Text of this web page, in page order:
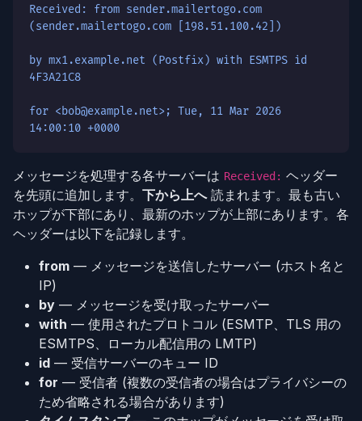
Received: from sender.mailertogo.com
(sender.mailertogo.com [198.51.100.42])
by mx1.example.net (Postfix) with ESMTPS id
4F3A21C8
for <bob@example.net>; Tue, 11 Mar 2026
14:00:10 +0000
メッセージを処理する各サーバーは Received: ヘッダー
を先頭に追加します。 下から上へ読まれます。最も古い
ホップが下部にあり、最新のホップが上部にあります。各
ヘッダーは以下を記録します。
from — メッセージを送信したサーバー (ホスト名と
IP)
by — メッセージを受け取ったサーバー
with — 使用されたプロトコル (ESMTP、TLS 用の
ESMTPS、ローカル配信用の LMTP)
id — 受信サーバーのキュー ID
for — 受信者 (複数の受信者の場合はプライバシーの
ため省略される場合があります)